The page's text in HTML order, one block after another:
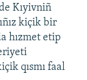
Kıyivniñ
kiçik bir
hızmet etip
qısmı faal